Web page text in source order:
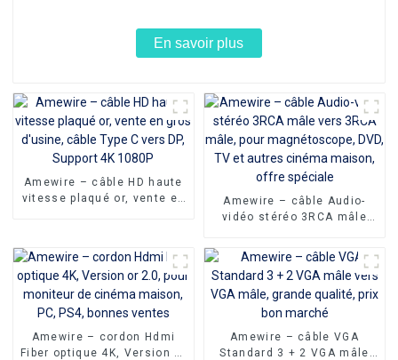
En savoir plus
Amewire – câble HD haute
vitesse plaqué or, vente en
Amewire – câble Audio-
vidéo stéréo 3RCA mâle
magnétoscope, DVD, TV et
autres cinéma maison,
offre spéciale
Amewire – cordon Hdmi
Fiber optique 4K, Version or
Amewire – câble VGA
Standard 3 + 2 VGA mâle